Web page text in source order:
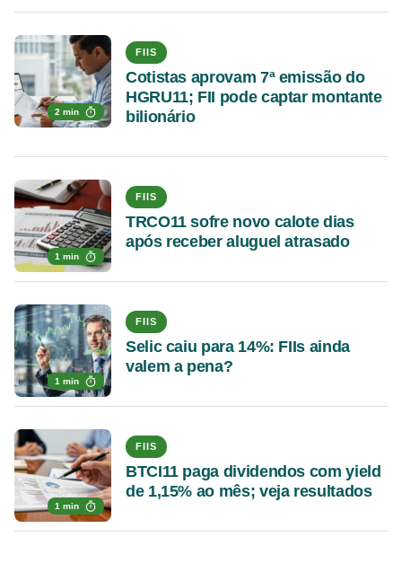
2 min
FIIS
Cotistas aprovam 7ª emissão do
HGRU11; FII pode captar montante
bilionário
1 min
FIIS
TRCO11 sofre novo calote dias
após receber aluguel atrasado
1 min
FIIS
Selic caiu para 14%: FIIs ainda
valem a pena?
1 min
FIIS
BTCI11 paga dividendos com yield
de 1,15% ao mês; veja resultados